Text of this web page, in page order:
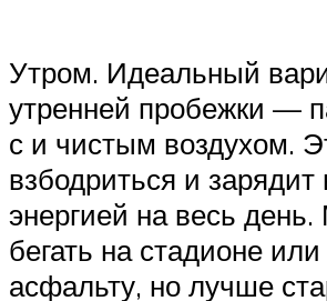
Утром. Идеальный
утренней пробежки —
с и чистым воздухом.
взбодриться и зарядит
энергией на весь
бегать на стадионе
асфальту, но лучше